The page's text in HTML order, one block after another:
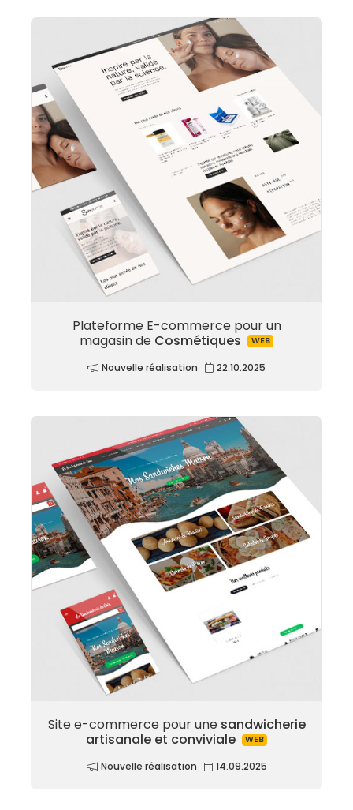
Plateforme E-commerce pour un
magasin de Cosmétiques WEB
Nouvelle réalisation 22.10.2025
Site e-commerce pour une sandwicherie
artisanale et conviviale
WEB
Nouvelle réalisation 14.09.2025